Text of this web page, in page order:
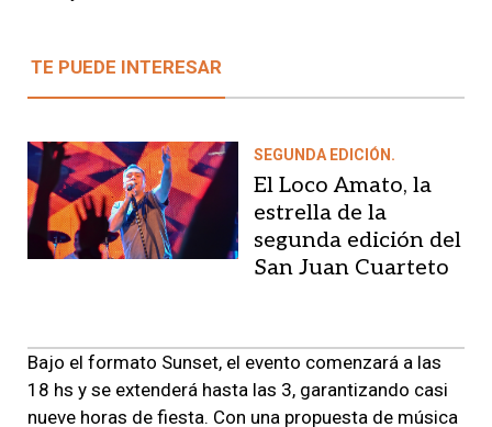
TE PUEDE INTERESAR
SEGUNDA EDICIÓN.
El Loco Amato, la
estrella de la
segunda edición del
San Juan Cuarteto
Bajo el formato Sunset, el evento comenzará a las
18 hs y se extenderá hasta las 3, garantizando casi
nueve horas de fiesta. Con una propuesta de música